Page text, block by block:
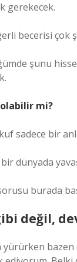
gerekecek.
becerisi çok
şunu
mi?
sadece bir
bir dünyada
burada
değil,
yürürken